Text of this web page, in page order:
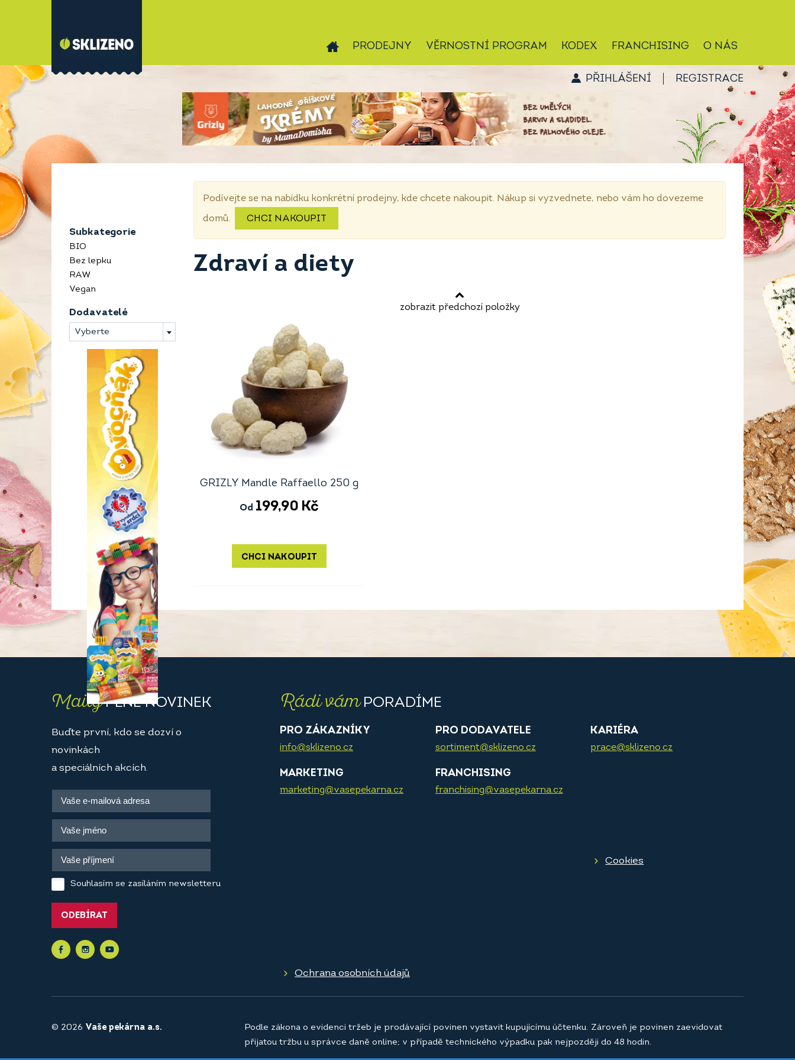
PRODEJNY VĚRNOSTNÍ PROGRAM KODEX FRANCHISING O NÁS
PŘIHLÁŠENÍ REGISTRACE
Subkategorie
BIO
Bez lepku
RAW
Vegan
Dodavatelé
Vyberte
Podívejte se na nabídku konkrétní prodejny, kde chcete nakoupit. Nákup si vyzvednete, nebo vám ho dovezeme
domů. CHCI NAKOUPIT
Zdraví a diety
zobrazit předchozí položky
GRIZLY Mandle Raffaello 250 g
Od 199,90 Kč
CHCI NAKOUPIT
MailyPLNÉ NOVINEK
Buďte první, kdo se dozví o
novinkách
a speciálních akcích.
Souhlasím se zasíláním newsletteru
ODEBÍRAT
Rádi vámPORADÍME
PRO ZÁKAZNÍKY
info@sklizeno.cz
PRO DODAVATELE
sortiment@sklizeno.cz
KARIÉRA
prace@sklizeno.cz
MARKETING
marketing@vasepekarna.cz
FRANCHISING
franchising@vasepekarna.cz
Cookies
Ochrana osobních údajů
© 2026 Vaše pekárna a.s.
Podle zákona o evidenci tržeb je prodávající povinen vystavit kupujícímu účtenku. Zároveň je povinen zaevidovat
přijatou tržbu u správce daně online; v případě technického výpadku pak nejpozději do 48 hodin.